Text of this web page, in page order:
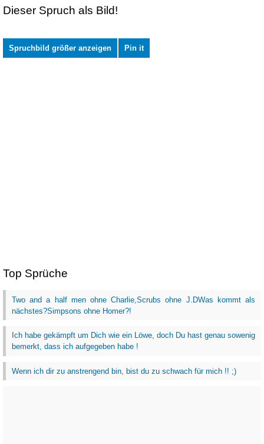
Dieser Spruch als Bild!
Spruchbild größer anzeigen Pin it
Top Sprüche
Two and a half men ohne Charlie,Scrubs ohne J.DWas kommt als
nächstes?Simpsons ohne Homer?!
Ich habe gekämpft um Dich wie ein Löwe, doch Du hast genau sowenig
bemerkt, dass ich aufgegeben habe !
Wenn ich dir zu anstrengend bin, bist du zu schwach für mich !! ;)